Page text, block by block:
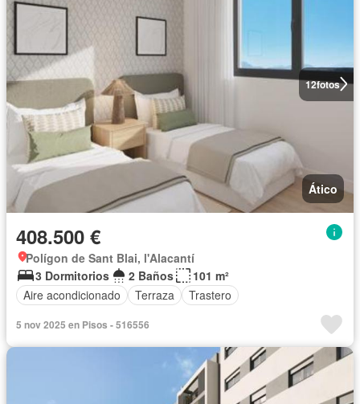
12fotos
Ático
408.500 €
Polígon de Sant Blai, l'Alacantí
3 Dormitorios
2 Baños
101 m²
Aire acondicionado
Terraza Trastero
5 nov 2025 en Pisos - 516556